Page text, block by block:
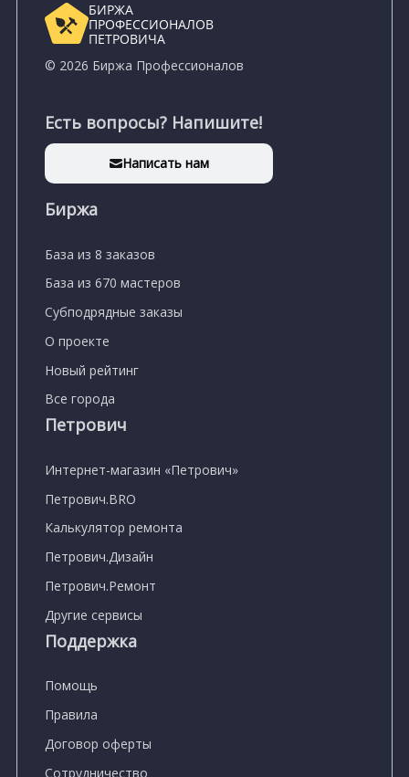
БИРЖА
ПРОФЕССИОНАЛОВ
ПЕТРОВИЧА
© 2026 Биржа Профессионалов
Есть вопросы? Напишите!
Написать нам
Биржа
База из 8 заказов
База из 670 мастеров
Субподрядные заказы
О проекте
Новый рейтинг
Все города
Петрович
Интернет-магазин «Петрович»
Петрович.BRO
Калькулятор ремонта
Петрович.Дизайн
Петрович.Ремонт
Другие сервисы
Поддержка
Помощь
Правила
Договор оферты
Сотрудничество